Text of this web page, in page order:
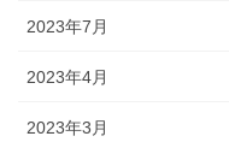
2023年7月
2023年4月
2023年3月